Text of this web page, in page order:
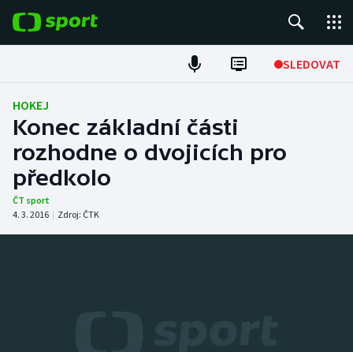
SLEDOVAT
ME v atletice
ME v plavání
Fotbal
Hokej
HOKEJ
Konec základní části
rozhodne o dvojicích pro
předkolo
ČT sport
4. 3. 2016 | Zdroj: ČTK